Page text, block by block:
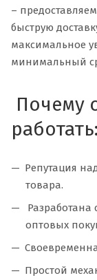
–
быструю
максимальное
минимальный
Почему
работать:
Репутация
товара.
Разработана
оптовых
Простой